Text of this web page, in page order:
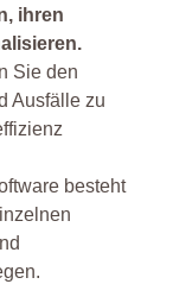
ihren
Sie den
Ausfälle zu
besteht